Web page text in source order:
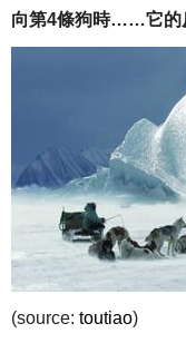
向第4條狗時……它的
(source: toutiao)